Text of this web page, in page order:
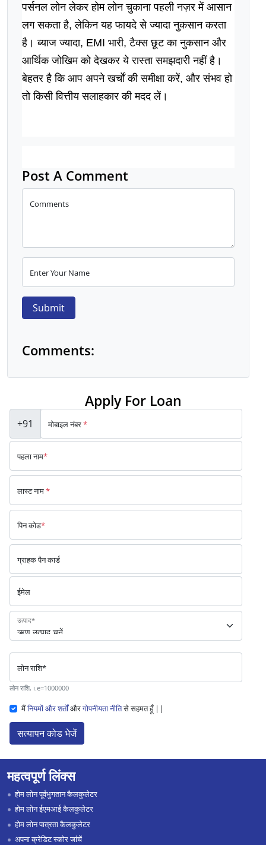
पर्सनल लोन लेकर होम लोन चुकाना पहली नज़र में आसान
लग सकता है, लेकिन यह फायदे से ज्यादा नुकसान करता
है। ब्याज ज्यादा, EMI भारी, टैक्स छूट का नुकसान और
आर्थिक जोखिम को देखकर ये रास्ता समझदारी नहीं है।
बेहतर है कि आप अपने खर्चों की समीक्षा करें, और संभव हो
तो किसी वित्तीय सलाहकार की मदद लें।
Post A Comment
Comments
Enter Your Name
Submit
Comments:
Apply For Loan
+91 मोबाइल नंबर*
पहला नाम*
लास्ट नाम*
पिन कोड*
ग्राहक पैन कार्ड
ईमेल
उत्पाद*
लोन राशि*
लोन राशि, i.e=1000000
मैंनियमों और शर्तोंऔरगोपनीयता नीतिसे सहमत हूँ ||
सत्यापन कोड भेजें
महत्वपूर्ण लिंक्स
होम लोन पूर्वभुगतान कैलकुलेटर
होम लोन ईएमआई कैलकुलेटर
होम लोन पात्रता कैलकुलेटर
अपना क्रेडिट स्कोर जांचें